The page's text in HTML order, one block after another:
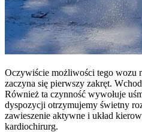
Oczywiście możliwości tego wozu
zaczyna się pierwszy zakręt.
Również ta czynność wywołuje
dyspozycji otrzymujemy świetny
zawieszenie aktywne i układ
kardiochirurg.